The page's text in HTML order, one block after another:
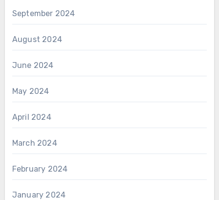
September 2024
August 2024
June 2024
May 2024
April 2024
March 2024
February 2024
January 2024